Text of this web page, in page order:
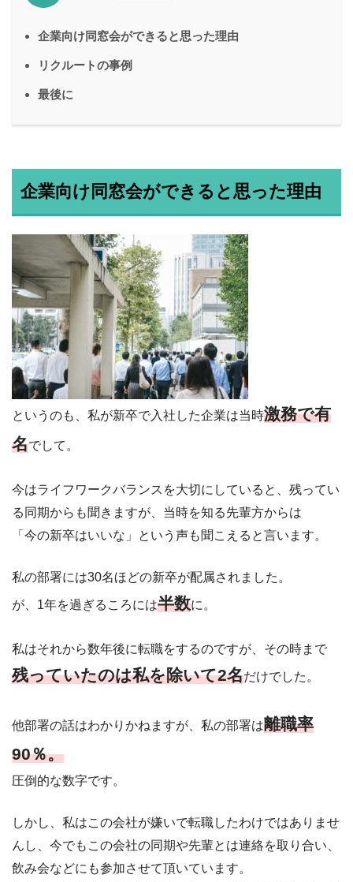
企業向け同窓会ができると思った理由
リクルートの事例
最後に
企業向け同窓会ができると思った理由
というのも、私が新卒で入社した企業は当時激務で有
名でして。
今はライフワークバランスを大切にしていると、残ってい
る同期からも聞きますが、当時を知る先輩方からは
「今の新卒はいいな」という声も聞こえると言います。
私の部署には30名ほどの新卒が配属されました。
が、1年を過ぎるころには半数に。
私はそれから数年後に転職をするのですが、その時まで
残っていたのは私を除いて2名だけでした。
他部署の話はわかりかねますが、私の部署は離職率
90％。
圧倒的な数字です。
しかし、私はこの会社が嫌いで転職したわけではありませ
んし、今でもこの会社の同期や先輩とは連絡を取り合い、
飲み会などにも参加させて頂いています。